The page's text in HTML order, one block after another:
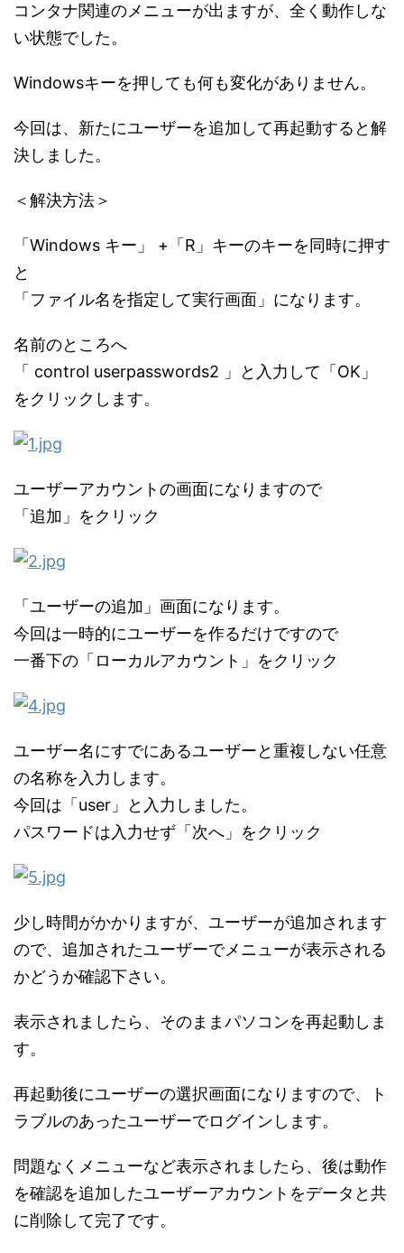
コンタナ関連のメニューが出ますが、全く動作しな
い状態でした。
Windowsキーを押しても何も変化がありません。
今回は、新たにユーザーを追加して再起動すると解
決しました。
＜解決方法＞
「Windows キー」 +「R」キーのキーを同時に押す
と
「ファイル名を指定して実行画面」になります。
名前のところへ
「 control userpasswords2 」と入力して「OK」
をクリックします。
ユーザーアカウントの画面になりますので
「追加」をクリック
「ユーザーの追加」画面になります。
今回は一時的にユーザーを作るだけですので
一番下の「ローカルアカウント」をクリック
ユーザー名にすでにあるユーザーと重複しない任意
の名称を入力します。
今回は「user」と入力しました。
パスワードは入力せず「次へ」をクリック
少し時間がかかりますが、ユーザーが追加されます
ので、追加されたユーザーでメニューが表示される
かどうか確認下さい。
表示されましたら、そのままパソコンを再起動しま
す。
再起動後にユーザーの選択画面になりますので、ト
ラブルのあったユーザーでログインします。
問題なくメニューなど表示されましたら、後は動作
を確認を追加したユーザーアカウントをデータと共
に削除して完了です。